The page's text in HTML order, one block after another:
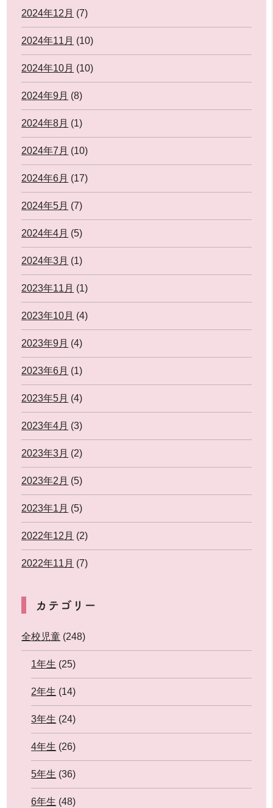
2024年12月 (7)
2024年11月 (10)
2024年10月 (10)
2024年9月 (8)
2024年8月 (1)
2024年7月 (10)
2024年6月 (17)
2024年5月 (7)
2024年4月 (5)
2024年3月 (1)
2023年11月 (1)
2023年10月 (4)
2023年9月 (4)
2023年6月 (1)
2023年5月 (4)
2023年4月 (3)
2023年3月 (2)
2023年2月 (5)
2023年1月 (5)
2022年12月 (2)
2022年11月 (7)
カテゴリー
全校児童 (248)
1年生 (25)
2年生 (14)
3年生 (24)
4年生 (26)
5年生 (36)
6年生 (48)